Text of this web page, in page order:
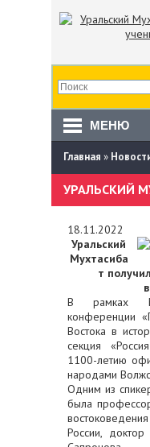
МЕНЮ
Главная »
18.11.2022
Уральский
Мухтасиба
т
В рамках
конференции
Востока в
секция
1100-летию
народами
Одним из
была
России,